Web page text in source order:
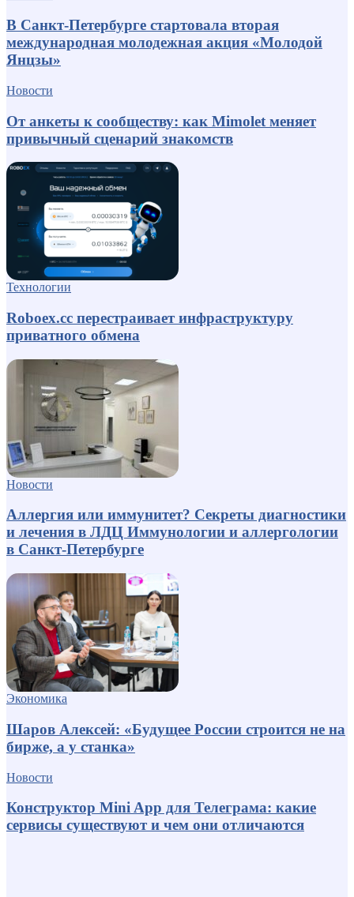
В Санкт-Петербурге стартовала вторая
международная молодежная акция «Молодой
Янцзы»
Новости
От анкеты к сообществу: как Mimolet меняет
привычный сценарий знакомств
Технологии
Roboex.cc перестраивает инфраструктуру
приватного обмена
Новости
Аллергия или иммунитет? Секреты диагностики
и лечения в ЛДЦ Иммунологии и аллергологии
в Санкт-Петербурге
Экономика
Шаров Алексей: «Будущее России строится не на
бирже, а у станка»
Новости
Конструктор Mini App для Телеграма: какие
сервисы существуют и чем они отличаются